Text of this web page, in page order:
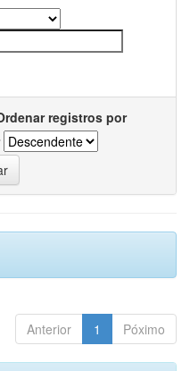
registros por
Anterior 1 Póximo